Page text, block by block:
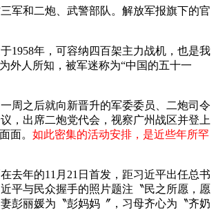
军和二炮、武警部队。解放军报旗下的官
1958年，可容纳四百架主力战机，也是我
外人所知，被军迷称为“中国的五十一
周之后就向新晋升的军委委员、二炮司令
，出席二炮党代会，视察广州战区并登上
面。 如此密集的活动安排，是近些年所罕
在去年的11月21日首发，距习近平出任总书
平与民众握手的照片题注〝民之所愿，愿
彭丽媛为〝彭妈妈〞，习母齐心为〝齐奶